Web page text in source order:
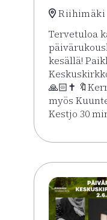
Riihimäki
Tervetuloa
kesällä!
🙏🏻✝️
myös
Kestjo 30
Lue lisää